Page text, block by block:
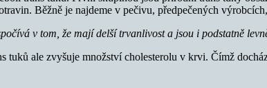
Běžně je najdeme v pečivu, předpečených
v tom, že mají delší trvanlivost a jsou i podstatně
tuků ale zvyšuje množství cholesterolu v krvi. Čímž